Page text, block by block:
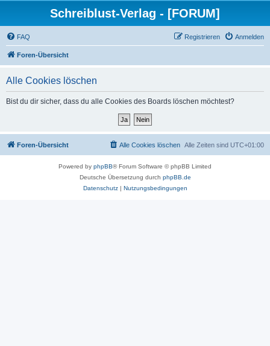
Schreiblust-Verlag - [FORUM]
FAQ Anmelden
Registrieren
Foren-Übersicht
Alle Cookies löschen
Bist du dir sicher, dass du alle Cookies des Boards löschen möchtest?
Foren-Übersicht Alle Zeiten sind UTC+01:00
Alle Cookies löschen
Powered by phpBB® Forum Software © phpBB Limited
Deutsche Übersetzung durch phpBB.de
Datenschutz| Nutzungsbedingungen